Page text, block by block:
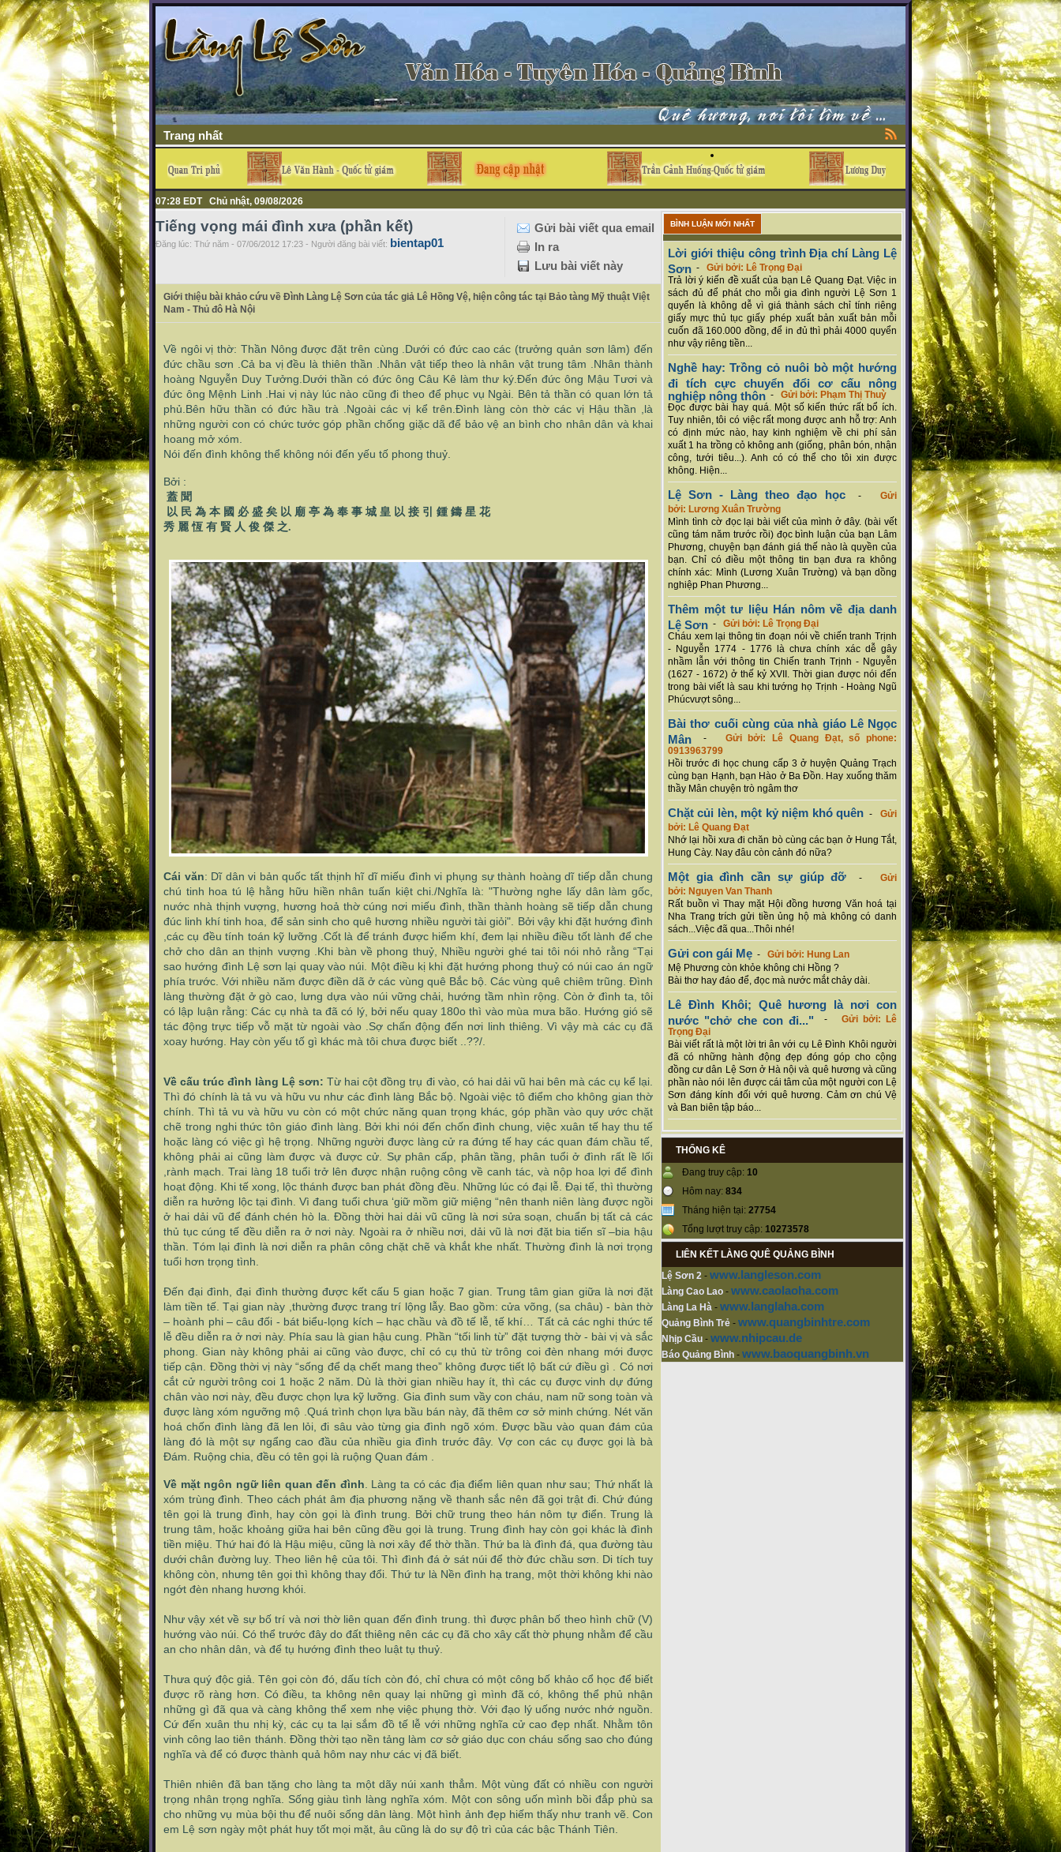
Trang nhất
07:28 EDT Chủ nhật, 09/08/2026
Gửi bài viết qua email
In ra
Lưu bài viết này
Tiếng vọng mái đình xưa (phần kết)
Đăng lúc: Thứ năm - 07/06/2012 17:23 - Người đăng bài viết: bientap01
Giới thiệu bài khảo cứu về Đình Làng Lệ Sơn của tác giả Lê Hồng Vệ, hiện công tác tại Bảo tàng Mỹ thuật Việt
Nam - Thủ đô Hà Nội
Về ngôi vị thờ: Thần Nông được đặt trên cùng .Dưới có đức cao các (trưởng quản sơn lâm) đến
đức chầu sơn .Cả ba vị đều là thiên thần .Nhân vật tiếp theo là nhân vật trung tâm .Nhân thành
hoàng Nguyễn Duy Tưởng.Dưới thần có đức ông Câu Kê làm thư ký.Đến đức ông Mậu Tươi và
đức ông Mệnh Linh .Hai vị này lúc nào cũng đi theo để phục vụ Ngài. Bên tả thần có quan lớn tả
phủ.Bên hữu thần có đức hầu trà .Ngoài các vị kể trên.Đình làng còn thờ các vị Hậu thần ,là
những người con có chức tước góp phần chống giặc dã để bảo vệ an bình cho nhân dân và khai
hoang mở xóm.
Nói đến đình không thể không nói đến yếu tố phong thuỷ.
Bởi :
蓋 聞
以 民 為 本 國 必 盛 矣 以 廟 亭 為 奉 事 城 皇 以 接 引 鍾 鑄 星 花
秀 麗 恆 有 賢 人 俊 傑 之.
Cái văn: Dĩ dân vi bản quốc tất thịnh hĩ dĩ miếu đình vi phụng sự thành hoàng dĩ tiếp dẫn chung
chú tinh hoa tú lệ hằng hữu hiền nhân tuấn kiệt chi./Nghĩa là: "Thường nghe lấy dân làm gốc,
nước nhà thịnh vượng, hương hoả thờ cúng nơi miếu đình, thần thành hoàng sẽ tiếp dẫn chung
đúc linh khí tinh hoa, để sản sinh cho quê hương nhiều người tài giỏi". Bởi vậy khi đặt hướng đình
,các cụ đều tính toán kỹ lưỡng .Cốt là để tránh được hiểm khí, đem lại nhiều điều tốt lành để che
chở cho dân an thịnh vượng .Khi bàn về phong thuỷ, Nhiều người ghé tai tôi nói nhỏ rằng “Tại
sao hướng đình Lệ sơn lại quay vào núi. Một điều kị khi đặt hướng phong thuỷ có núi cao án ngữ
phía trước. Với nhiều năm được điền dã ở các vùng quê Bắc bộ. Các vùng quê chiêm trũng. Đình
làng thường đặt ở gò cao, lưng dựa vào núi vững chải, hướng tầm nhìn rộng. Còn ở đình ta, tôi
có lập luận rằng: Các cụ nhà ta đã có lý, bởi nếu quay 180o thì vào mùa mưa bão. Hướng gió sẽ
tác động trực tiếp vỗ mặt từ ngoài vào .Sợ chấn động đến nơi linh thiêng. Vì vậy mà các cụ đã
xoay hướng. Hay còn yếu tố gì khác mà tôi chưa được biết ..??/.
Về cấu trúc đình làng Lệ sơn: Từ hai cột đồng trụ đi vào, có hai dải vũ hai bên mà các cụ kể lại.
Thì đó chính là tả vu và hữu vu như các đình làng Bắc bộ. Ngoài việc tô điểm cho không gian thờ
chính. Thì tả vu và hữu vu còn có một chức năng quan trọng khác, góp phần vào quy ước chặt
chẽ trong nghi thức tôn giáo đình làng. Bởi khi nói đến chốn đình chung, việc xuân tế hay thu tế
hoặc làng có việc gì hệ trọng. Những người được làng cử ra đứng tế hay các quan đám chầu tế,
không phải ai cũng làm được và được cử. Sự phân cấp, phân tầng, phân tuổi ở đình rất lề lối
,rành mạch. Trai làng 18 tuổi trở lên được nhận ruộng công về canh tác, và nộp hoa lợi để đình
hoạt động. Khi tế xong, lộc thánh được ban phát đồng đều. Những lúc có đại lễ. Đại tế, thì thường
diễn ra hưởng lộc tại đình. Vì đang tuổi chưa ‘giữ mồm giữ miệng “nên thanh niên làng được ngồi
ở hai dải vũ để đánh chén hò la. Đồng thời hai dải vũ cũng là nơi sửa soạn, chuẩn bị tất cả các
thủ tục cúng tế đều diễn ra ở nơi này. Ngoài ra ở nhiều nơi, dải vũ là nơi đặt bia tiến sĩ –bia hậu
thần. Tóm lại đình là nơi diễn ra phân công chặt chẽ và khắt khe nhất. Thường đình là nơi trọng
tuổi hơn trọng tình.
Đến đại đình, đại đình thường được kết cấu 5 gian hoặc 7 gian. Trung tâm gian giữa là nơi đặt
làm tiền tế. Tại gian này ,thường được trang trí lộng lẫy. Bao gồm: cửa võng, (sa châu) - bàn thờ
– hoành phi – câu đối - bát biểu-lọng kích – hạc chầu và đồ tế lễ, tế khí… Tất cả các nghi thức tế
lễ đều diễn ra ở nơi này. Phía sau là gian hậu cung. Phần “tối linh từ” đặt tượng thờ - bài vị và sắc
phong. Gian này không phải ai cũng vào được, chỉ có cụ thủ từ trông coi đèn nhang mới được
tiếp cận. Đồng thời vị này “sống để dạ chết mang theo” không được tiết lộ bất cứ điều gì . Có nơi
cắt cử người trông coi 1 hoặc 2 năm. Dù là thời gian nhiều hay ít, thì các cụ được vinh dự đứng
chân vào nơi này, đều được chọn lựa kỹ lưỡng. Gia đình sum vầy con cháu, nam nữ song toàn và
được làng xóm ngưỡng mộ .Quá trình chọn lựa bầu bán này, đã thêm cơ sở minh chứng. Nét văn
hoá chốn đình làng đã len lỏi, đi sâu vào từng gia đình ngõ xóm. Được bầu vào quan đám của
làng đó là một sự ngẩng cao đầu của nhiều gia đình trước đây. Vợ con các cụ được gọi là bà
Đám. Ruộng chia, đều có tên gọi là ruộng Quan đám .
Về mặt ngôn ngữ liên quan đến đình . Làng ta có các địa điểm liên quan như sau; Thứ nhất là
xóm trùng đình. Theo cách phát âm địa phương nặng về thanh sắc nên đã gọi trật đi. Chứ đúng
tên gọi là trung đình, hay còn gọi là đình trung. Bởi chữ trung theo hán nôm tự điển. Trung là
trung tâm, hoặc khoảng giữa hai bên cũng đều gọi là trung. Trung đình hay còn gọi khác là đình
tiền miệu. Thứ hai đó là Hậu miệu, cũng là nơi xây để thờ thần. Thứ ba là đình đá, qua đường tàu
dưới chân đường luỵ. Theo liên hệ của tôi. Thì đình đá ở sát núi để thờ đức chầu sơn. Di tích tuy
không còn, nhưng tên gọi thì không thay đổi. Thứ tư là Nền đình hạ trang, một thời không khi nào
ngớt đèn nhang hương khói.
Như vậy xét về sự bố trí và nơi thờ liên quan đến đình trung. thì được phân bố theo hình chữ (V)
hướng vào núi. Có thể trước đây do đất thiêng nên các cụ đã cho xây cất thờ phụng nhằm để cầu
an cho nhân dân, và để tụ hướng đình theo luật tụ thuỷ.
Thưa quý độc giả. Tên gọi còn đó, dấu tích còn đó, chỉ chưa có một công bố khảo cổ học để biết
được rõ ràng hơn. Có điều, ta không nên quay lại những gì mình đã có, không thể phủ nhận
những gì đã qua và càng không thể xem nhẹ việc phụng thờ. Với đạo lý uống nước nhớ nguồn.
Cứ đến xuân thu nhị kỳ, các cụ ta lại sắm đồ tế lễ với những nghĩa cử cao đẹp nhất. Nhằm tôn
vinh công lao tiên thánh. Đồng thời tạo nền tảng làm cơ sở giáo dục con cháu sống sao cho đúng
nghĩa và để có được thành quả hôm nay như các vị đã biết.
Thiên nhiên đã ban tặng cho làng ta một dãy núi xanh thẳm. Một vùng đất có nhiều con người
trọng nhân trọng nghĩa. Sống giàu tình làng nghĩa xóm. Một con sông uốn mình bồi đắp phù sa
cho những vụ mùa bội thu để nuôi sống dân làng. Một hình ảnh đẹp hiếm thấy như tranh vẽ. Con
em Lệ sơn ngày một phát huy tốt mọi mặt, âu cũng là do sự độ trì của các bậc Thánh Tiên.
BÌNH LUẬN MỚI NHẤT
Lời giới thiệu công trình Địa chí Làng Lệ
Sơn - Gửi bởi: Lê Trọng Đại
Trả lời ý kiến đề xuất của bạn Lê Quang Đạt. Việc in
sách đủ để phát cho mỗi gia đình người Lệ Sơn 1
quyển là không dễ vì giá thành sách chỉ tính riêng
giấy mực thủ tục giấy phép xuất bản xuất bản mỗi
cuốn đã 160.000 đồng, để in đủ thì phải 4000 quyển
như vậy riêng tiền...
Nghề hay: Trồng cỏ nuôi bò một hướng
đi tích cực chuyển đổi cơ cấu nông
nghiệp nông thôn - Gửi bởi: Phạm Thị Thuỳ
Đọc được bài hay quá. Một số kiến thức rất bổ ích.
Tuy nhiên, tôi có việc rất mong được anh hỗ trợ: Anh
có định mức nào, hay kinh nghiệm về chi phí sản
xuất 1 ha trồng cỏ không anh (giống, phân bón, nhận
công, tưới tiêu...). Anh có có thể cho tôi xin được
không. Hiện...
Lệ Sơn - Làng theo đạo học-Gửi
bởi: Lương Xuân Trường
Mình tình cờ đọc lại bài viết của mình ở đây. (bài vết
cũng tám năm trước rồi) đọc bình luận của bạn Lâm
Phương, chuyện bạn đánh giá thế nào là quyền của
bạn. Chỉ có điều một thông tin bạn đưa ra không
chính xác: Mình (Lương Xuân Trường) và bạn dồng
nghiệp Phan Phương...
Thêm một tư liệu Hán nôm về địa danh
Lệ Sơn - Gửi bởi: Lê Trọng Đại
Cháu xem lại thông tin đoạn nói về chiến tranh Trịnh
- Nguyễn 1774 - 1776 là chưa chính xác dễ gây
nhầm lẫn với thông tin Chiến tranh Trịnh - Nguyễn
(1627 - 1672) ở thế kỷ XVII. Thời gian được nói đến
trong bài viết là sau khi tướng họ Trịnh - Hoàng Ngũ
Phúcvượt sông...
Bài thơ cuối cùng của nhà giáo Lê Ngọc
Mân - Gửi bởi: Lê Quang Đạt, số phone:
0913963799
Hồi trước đi học chung cấp 3 ở huyện Quảng Trạch
cùng bạn Hạnh, bạn Hào ở Ba Đồn. Hay xuống thăm
thầy Mân chuyện trò ngâm thơ
Chặt củi lèn, một kỷ niệm khó quên-Gửi
bởi: Lê Quang Đạt
Nhớ lại hồi xưa đi chăn bò cùng các bạn ở Hung Tắt,
Hung Cày. Nay đâu còn cảnh đó nữa?
Một gia đình cần sự giúp đỡ -Gửi
bởi: Nguyen Van Thanh
Rất buồn vì Thay mặt Hội đồng hương Văn hoá tại
Nha Trang trích gửi tiền ủng hộ mà không có danh
sách...Việc đã qua...Thôi nhé!
Gửi con gái Mẹ - Gửi bởi: Hung Lan
Mệ Phương còn khỏe không chi Hồng ?
Bài thơ hay đáo để, đọc mà nước mắt chảy dài.
Lê Đình Khôi; Quê hương là nơi con
nước "chở che con đi..." - Gửi bởi: Lê
Trọng Đại
Bài viết rất là một lời tri ân với cụ Lê Đình Khôi người
đã có những hành động đẹp đóng góp cho cộng
đồng cư dân Lệ Sơn ở Hà nội và quê hương và cũng
phần nào nói lên được cái tâm của một người con Lệ
Sơn đáng kính đối với quê hương. Cảm ơn chú Vệ
và Ban biên tập báo...
THỐNG KÊ
Đang truy cập: 10
Hôm nay: 834
Tháng hiện tại: 27754
Tổng lượt truy cập: 10273578
LIÊN KẾT LÀNG QUÊ QUẢNG BÌNH
Lệ Sơn 2 - www.langleson.com
Làng Cao Lao - www.caolaoha.com
Làng La Hà - www.langlaha.com
Quảng Bình Trẻ - www.quangbinhtre.com
Nhịp Cầu - www.nhipcau.de
Báo Quảng Bình - www.baoquangbinh.vn